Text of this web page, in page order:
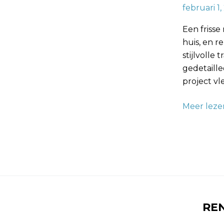
februari 1,
Een
huis, en
stijlvolle
project
Meer